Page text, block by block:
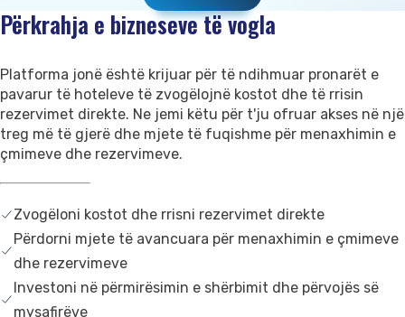
Përkrahja e bizneseve të vogla
Platforma jonë është krijuar për të ndihmuar pronarët e
pavarur të hoteleve të zvogëlojnë kostot dhe të rrisin
rezervimet direkte. Ne jemi këtu për t'ju ofruar akses në një
treg më të gjerë dhe mjete të fuqishme për menaxhimin e
çmimeve dhe rezervimeve.
Zvogëloni kostot dhe rrisni rezervimet direkte
Përdorni mjete të avancuara për menaxhimin e çmimeve
dhe rezervimeve
Investoni në përmirësimin e shërbimit dhe përvojës së
mysafirëve